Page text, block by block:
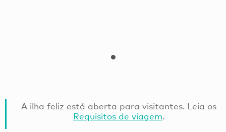
A ilha feliz está aberta para visitantes. Leia os
Requisitos de viagem.